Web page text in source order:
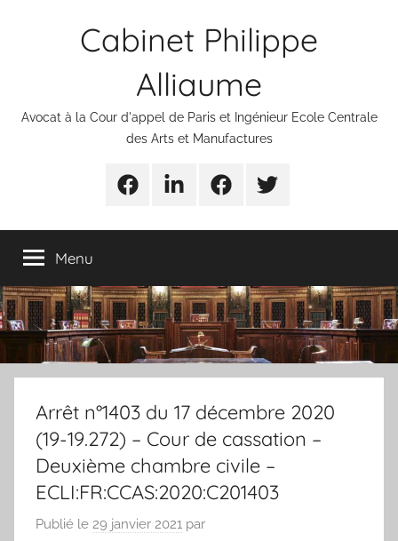
Cabinet Philippe
Alliaume
Avocat à la Cour d'appel de Paris et Ingénieur Ecole Centrale
des Arts et Manufactures
UrgencesLinkedinFacebookTwitter
Menu
Arrêt n°1403 du 17 décembre 2020
(19-19.272) – Cour de cassation –
Deuxième chambre civile –
ECLI:FR:CCAS:2020:C201403
Publié le 29 janvier 2021 par